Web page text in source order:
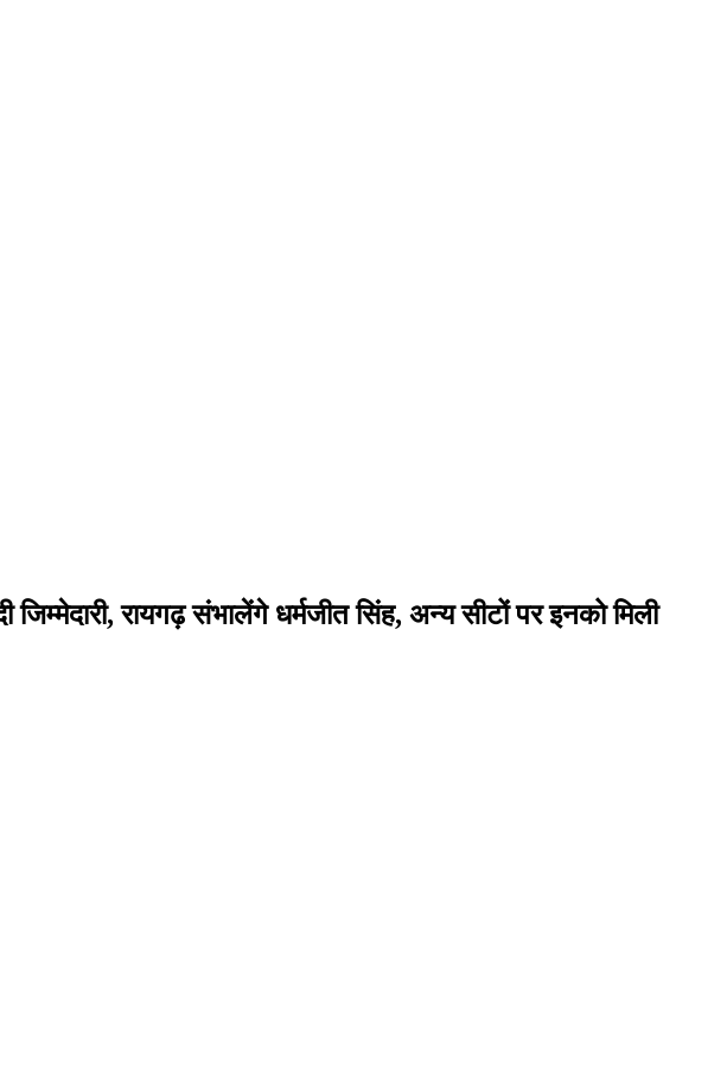
रायगढ़ संभालेंगे धर्मजीत सिंह, अन्य सीटों पर इनको मिली